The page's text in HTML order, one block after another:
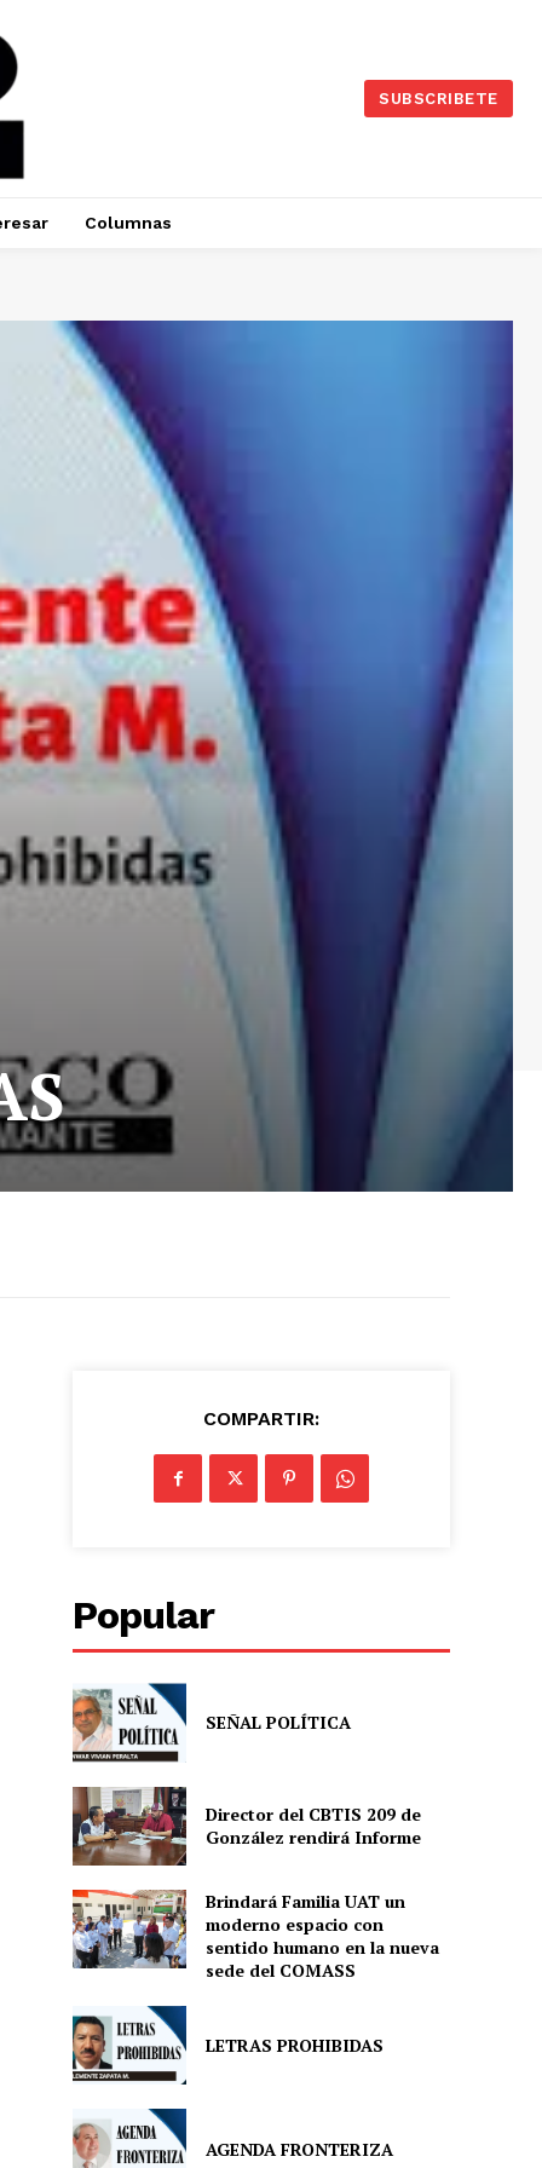
SUBSCRIBETE
Columnas
COMPARTIR:
Popular
SEÑAL POLÍTICA
Director del CBTIS 209 de
González rendirá Informe
Brindará Familia UAT un
moderno espacio con
sentido humano en la nueva
sede del COMASS
LETRAS PROHIBIDAS
AGENDA FRONTERIZA